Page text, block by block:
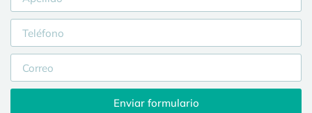
Enviar formulario